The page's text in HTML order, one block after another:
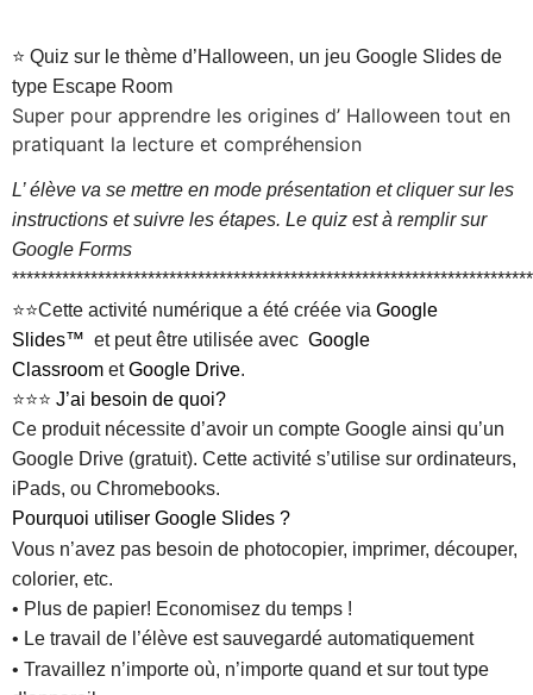
⭐ Quiz sur le thème d’Halloween, un jeu Google Slides de
type Escape Room
Super pour apprendre les origines d’ Halloween tout en
pratiquant la lecture et compréhension
L’ élève va se mettre en mode présentation et cliquer sur les
instructions et suivre les étapes. Le quiz est à remplir sur
Google Forms
⭐⭐Cette activité numérique a été créée via Google
Slides™ et peut être utilisée avec Google
Classroom etGoogle Drive.
⭐⭐⭐ J’ai besoin de quoi?
Ce produit nécessite d’avoir un compte Google ainsi qu’un
Google Drive (gratuit). Cette activité s’utilise sur ordinateurs,
iPads, ou Chromebooks.
Pourquoi utiliser Google Slides ?
Vous n’avez pas besoin de photocopier, imprimer, découper,
colorier, etc.
• Plus de papier! Economisez du temps !
• Le travail de l’élève est sauvegardé automatiquement
• Travaillez n’importe où, n’importe quand et sur tout type